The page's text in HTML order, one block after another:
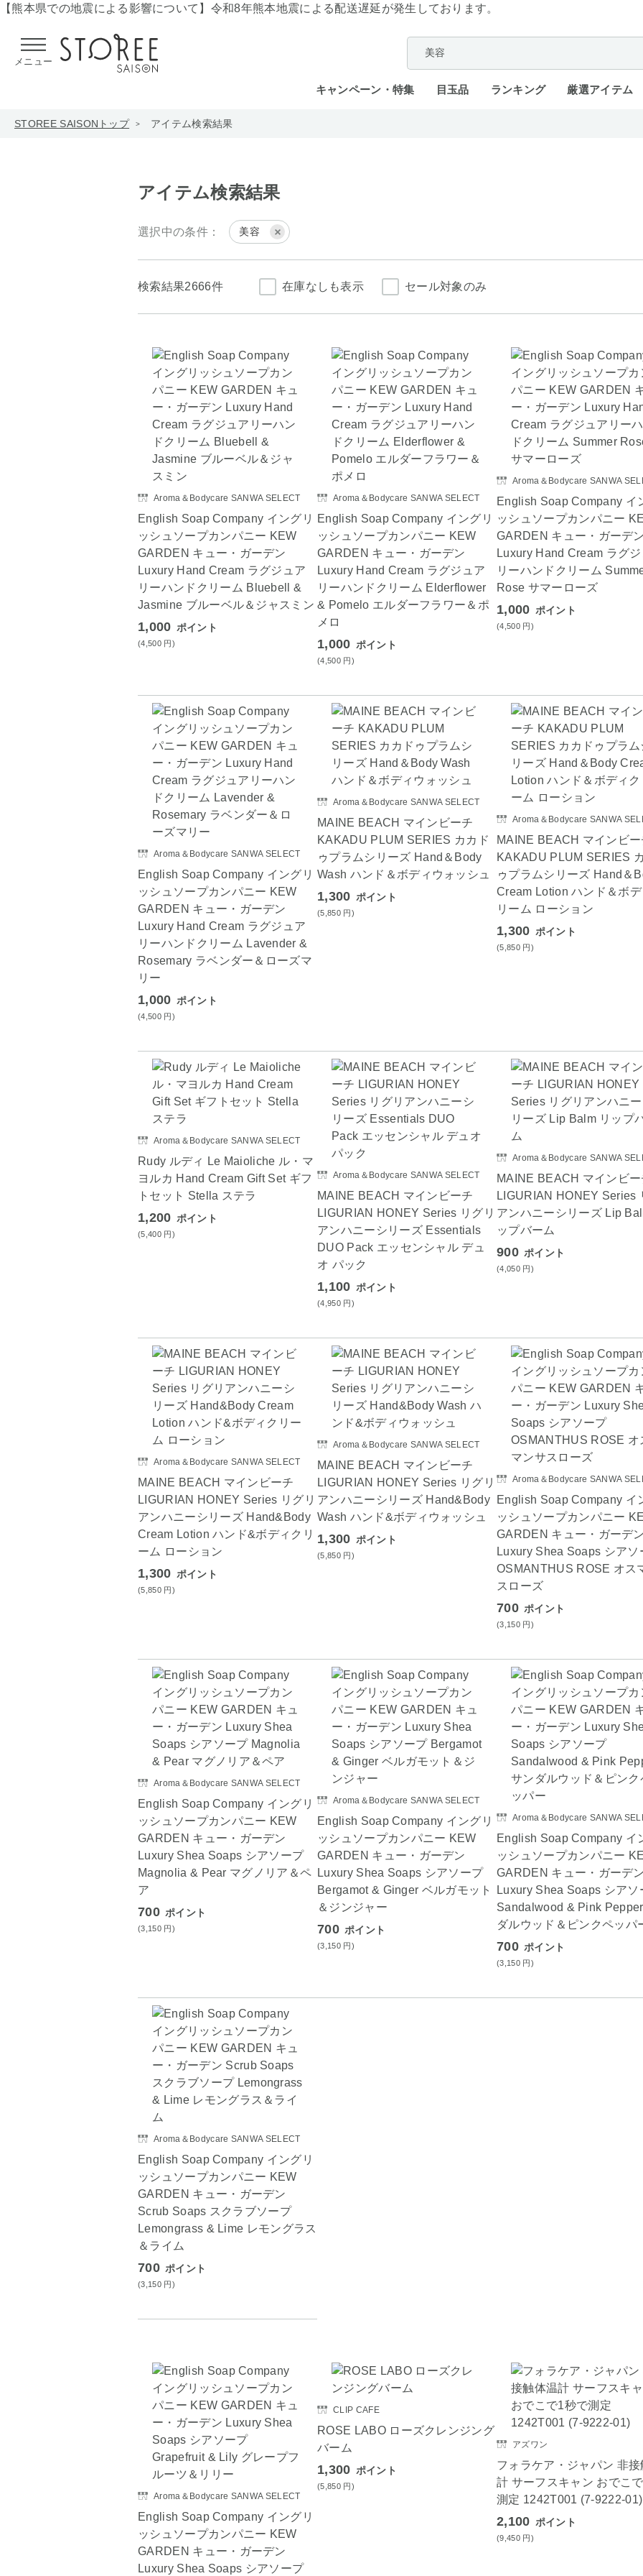
【熊本県での地震による影響について】 令和8年熊本地震による配送遅延が発生しております。
メニュー
キャンペーン・特集 目玉品 ランキング 厳選アイテム
STOREE SAISONトップ アイテム検索結果
アイテム検索結果
選択中の条件： 美容
検索結果2666件 在庫なしも表示 セール対象のみ
Aroma＆Bodycare SANWA SELECT
English Soap Company イングリ
ッシュソープカンパニー KEW
GARDEN キュー・ガーデン
Luxury Hand Cream ラグジュア
リーハンドクリーム Bluebell &
Jasmine ブルーベル＆ジャスミン
1,000 ポイント
(4,500 円)
Aroma＆Bodycare SANWA SELECT
English Soap Company イングリ
ッシュソープカンパニー KEW
GARDEN キュー・ガーデン
Luxury Hand Cream ラグジュア
リーハンドクリーム Elderflower
& Pomelo エルダーフラワー＆ポ
メロ
1,000 ポイント
(4,500 円)
Aroma＆Bodycare SANWA
English Soap Company イ
ッシュソープカンパニー
GARDEN キュー・ガーデン
Luxury Hand Cream ラグジ
リーハンドクリーム
Rose サマーローズ
1,000 ポイント
(4,500 円)
Aroma＆Bodycare SANWA SELECT
English Soap Company イングリ
ッシュソープカンパニー KEW
GARDEN キュー・ガーデン
Luxury Hand Cream ラグジュア
リーハンドクリーム Lavender &
Rosemary ラベンダー＆ローズマ
リー
1,000 ポイント
(4,500 円)
Aroma＆Bodycare SANWA SELECT
MAINE BEACH マインビーチ
KAKADU PLUM SERIES カカド
ゥプラムシリーズ Hand＆Body
Wash ハンド＆ボディウォッシュ
1,300 ポイント
(5,850 円)
Aroma＆Bodycare SANWA
MAINE BEACH マインビー
KAKADU PLUM SERIES
ゥプラムシリーズ Hand＆
Cream Lotion ハンド＆ボデ
リーム ローション
1,300 ポイント
(5,850 円)
Aroma＆Bodycare SANWA SELECT
Rudy ルディ Le Maioliche ル・マ
ヨルカ Hand Cream Gift Set ギフ
トセット Stella ステラ
1,200 ポイント
(5,400 円)
Aroma＆Bodycare SANWA SELECT
MAINE BEACH マインビーチ
LIGURIAN HONEY Series リグリ
アンハニーシリーズ Essentials
DUO Pack エッセンシャル デュ
オ パック
1,100 ポイント
(4,950 円)
Aroma＆Bodycare SANWA
MAINE BEACH マインビー
LIGURIAN HONEY Series
アンハニーシリーズ Lip
ップバーム
900 ポイント
(4,050 円)
Aroma＆Bodycare SANWA SELECT
MAINE BEACH マインビーチ
LIGURIAN HONEY Series リグリ
アンハニーシリーズ Hand&Body
Cream Lotion ハンド&ボディクリ
ーム ローション
1,300 ポイント
(5,850 円)
Aroma＆Bodycare SANWA SELECT
MAINE BEACH マインビーチ
LIGURIAN HONEY Series リグリ
アンハニーシリーズ Hand&Body
Wash ハンド&ボディウォッシュ
1,300 ポイント
(5,850 円)
Aroma＆Bodycare SANWA
English Soap Company イ
ッシュソープカンパニー
GARDEN キュー・ガーデン
Luxury Shea Soaps シアソ
OSMANTHUS ROSE オス
スローズ
700 ポイント
(3,150 円)
Aroma＆Bodycare SANWA SELECT
English Soap Company イングリ
ッシュソープカンパニー KEW
GARDEN キュー・ガーデン
Luxury Shea Soaps シアソープ
Magnolia & Pear マグノリア＆ペ
ア
700 ポイント
(3,150 円)
Aroma＆Bodycare SANWA SELECT
English Soap Company イングリ
ッシュソープカンパニー KEW
GARDEN キュー・ガーデン
Luxury Shea Soaps シアソープ
Bergamot & Ginger ベルガモット
＆ジンジャー
700 ポイント
(3,150 円)
Aroma＆Bodycare SANWA
English Soap Company イ
ッシュソープカンパニー
GARDEN キュー・ガーデン
Luxury Shea Soaps シアソ
Sandalwood & Pink
ダルウッド＆ピンクペッパ
700 ポイント
(3,150 円)
Aroma＆Bodycare SANWA SELECT
English Soap Company イングリ
ッシュソープカンパニー KEW
GARDEN キュー・ガーデン
Scrub Soaps スクラブソープ
Lemongrass & Lime レモングラス
＆ライム
700 ポイント
(3,150 円)
Aroma＆Bodycare SANWA SELECT
English Soap Company イングリ
ッシュソープカンパニー KEW
GARDEN キュー・ガーデン
Luxury Shea Soaps シアソープ
CLIP CAFE
ROSE LABO ローズクレンジング
バーム
1,300 ポイント
(5,850 円)
アズワン
フォラケア・ジャパン 非接
計 サーフスキャン おでこ
測定 1242T001 (7-9222-01)
2,100 ポイント
(9,450 円)